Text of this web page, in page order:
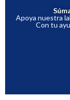
Apoya nuestra
Con tu